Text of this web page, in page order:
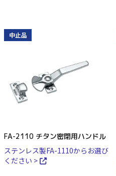
中止品
FA-2110 チタン密閉用ハンドル
ステンレス製FA-1110からお選び
ください >